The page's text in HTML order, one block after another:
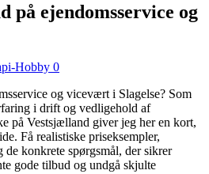
på ejendomsservice og
Hobby 0
og vicevært i Slagelse? Som
i drift og vedligehold af
på Vestsjælland giver jeg her en kort,
Få realistiske priseksempler,
de konkrete spørgsmål, der sikrer
gode tilbud og undgå skjulte